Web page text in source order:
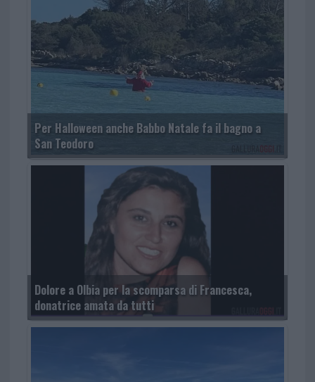
Per Halloween anche Babbo Natale fa il bagno a
San Teodoro
Dolore a Olbia per la scomparsa di Francesca,
donatrice amata da tutti